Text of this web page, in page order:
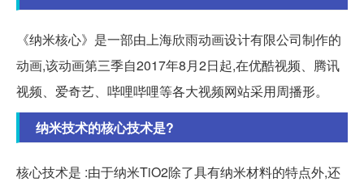
《纳米核心》是一部由上海欣雨动画设计有限公司制作的
动画,该动画第三季自2017年8月2日起,在优酷视频、腾讯
视频、爱奇艺、哔哩哔哩等各大视频网站采用周播形。
纳米技术的核心技术是?
核心技术是 :由于纳米TiO2除了具有纳米材料的特点外,还